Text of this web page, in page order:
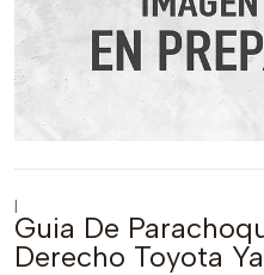
|
Guia De
Derecho Toyota